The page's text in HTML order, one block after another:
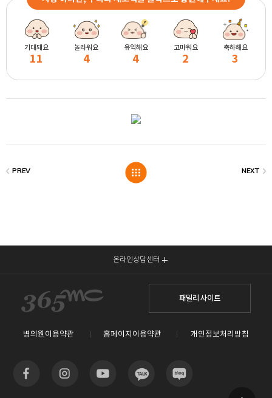
기대돼요
11
놀라워요
4
유익해요
4
고마워요
2
축하해요
3
온라인상담센터
패밀리 사이트
병의원이용약관 홈페이지이용약관 개인정보처리방침